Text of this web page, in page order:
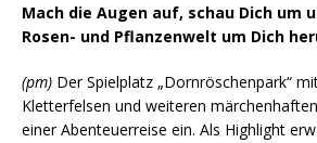
Mach die Augen auf, schau Dich um
Rosen- und Pflanzenwelt um Dich
(pm) Der Spielplatz „Dornröschenpark“
Kletterfelsen und weiteren
einer Abenteuerreise ein. Als Highlight